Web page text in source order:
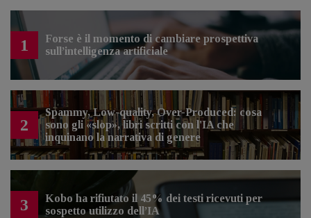
1
Forse è il momento di cambiare prospettiva
sull’intelligenza artificiale
2
Spammy, Low-quality, Over-Produced: cosa
sono gli «slop», libri scritti con l'IA che
inquinano la narrativa di genere
3
Kobo ha rifiutato il 45% dei testi ricevuti per
sospetto utilizzo dell’IA